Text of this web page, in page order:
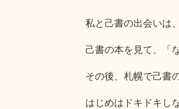
私と己書の出会いは
己書の本を見て、「
その後、札幌で己書
はじめはドキドキし